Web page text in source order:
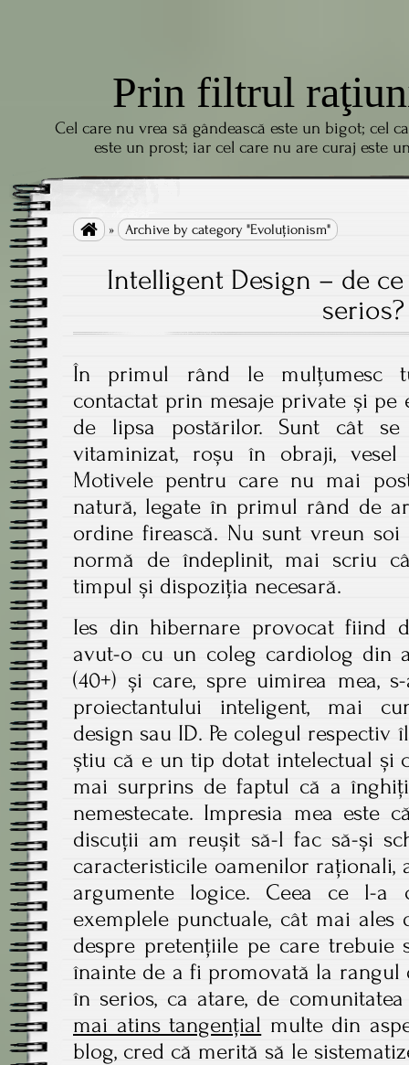
Prin filtrul
Cel care nu vrea să gândească este un bigot; cel
este un prost; iar cel care nu are curaj este
 » Archive by category "Evoluţionism"
Intelligent Design – de
serios?
În primul rând le mulțumesc
contactat prin mesaje private și
de lipsa postărilor. Sunt cât
vitaminizat, roșu în obraji,
Motivele pentru care nu mai
natură, legate în primul rând de
ordine firească. Nu sunt vreun
normă de îndeplinit, mai scriu
timpul și dispoziția necesară.
Ies din hibernare provocat fiind
avut-o cu un coleg cardiolog din
(40+) și care, spre uimirea mea,
proiectantului inteligent, mai
design sau ID. Pe colegul respectiv
știu că e un tip dotat intelectual și
mai surprins de faptul că a
nemestecate. Impresia mea este
discuții am reușit să-l fac să-și
caracteristicile oamenilor raționali,
argumente logice. Ceea ce l-
exemplele punctuale, cât mai
despre pretențiile pe care trebuie
înainte de a fi promovată la
în serios, ca atare, de
mai atins tangențial multe din
blog, cred că merită să le